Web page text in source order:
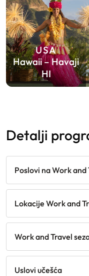
USA
Hawaii – Havaji
HI
detalji
Poslovi na Work and
Lokacije Work and
Work and Travel
Uslovi učešća